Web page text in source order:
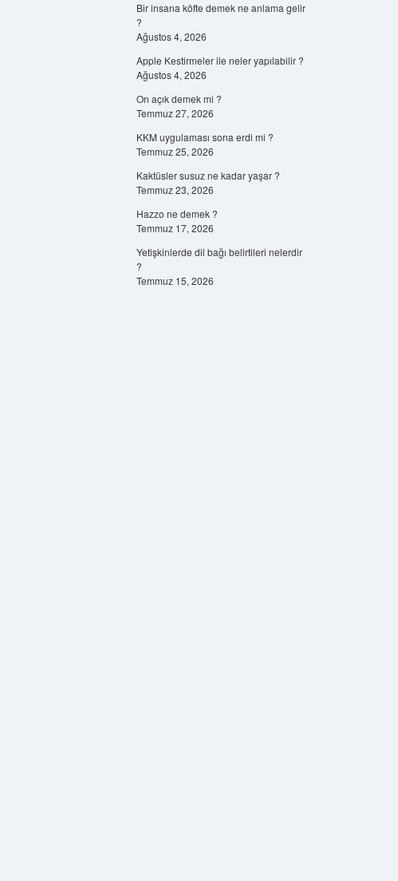
Bir insana köfte demek ne anlama gelir
?
Ağustos 4, 2026
Apple Kestirmeler ile neler yapılabilir ?
Ağustos 4, 2026
On açık demek mi ?
Temmuz 27, 2026
KKM uygulaması sona erdi mi ?
Temmuz 25, 2026
Kaktüsler susuz ne kadar yaşar ?
Temmuz 23, 2026
Hazzo ne demek ?
Temmuz 17, 2026
Yetişkinlerde dil bağı belirtileri nelerdir
?
Temmuz 15, 2026